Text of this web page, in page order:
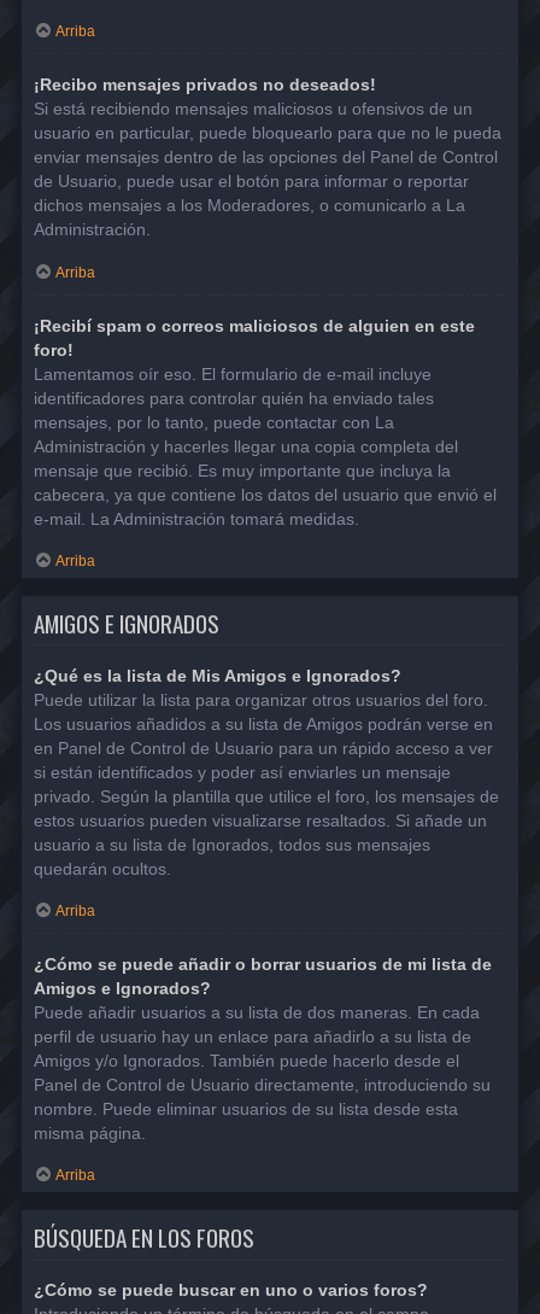
Arriba
¡Recibo mensajes privados no deseados!
Si está recibiendo mensajes maliciosos u ofensivos de un
usuario en particular, puede bloquearlo para que no le pueda
enviar mensajes dentro de las opciones del Panel de Control
de Usuario, puede usar el botón para informar o reportar
dichos mensajes a los Moderadores, o comunicarlo a La
Administración.
Arriba
¡Recibí spam o correos maliciosos de alguien en este
foro!
Lamentamos oír eso. El formulario de e-mail incluye
identificadores para controlar quién ha enviado tales
mensajes, por lo tanto, puede contactar con La
Administración y hacerles llegar una copia completa del
mensaje que recibió. Es muy importante que incluya la
cabecera, ya que contiene los datos del usuario que envió el
e-mail. La Administración tomará medidas.
Arriba
AMIGOS E IGNORADOS
¿Qué es la lista de Mis Amigos e Ignorados?
Puede utilizar la lista para organizar otros usuarios del foro.
Los usuarios añadidos a su lista de Amigos podrán verse en
en Panel de Control de Usuario para un rápido acceso a ver
si están identificados y poder así enviarles un mensaje
privado. Según la plantilla que utilice el foro, los mensajes de
estos usuarios pueden visualizarse resaltados. Si añade un
usuario a su lista de Ignorados, todos sus mensajes
quedarán ocultos.
Arriba
¿Cómo se puede añadir o borrar usuarios de mi lista de
Amigos e Ignorados?
Puede añadir usuarios a su lista de dos maneras. En cada
perfil de usuario hay un enlace para añadirlo a su lista de
Amigos y/o Ignorados. También puede hacerlo desde el
Panel de Control de Usuario directamente, introduciendo su
nombre. Puede eliminar usuarios de su lista desde esta
misma página.
Arriba
BÚSQUEDA EN LOS FOROS
¿Cómo se puede buscar en uno o varios foros?